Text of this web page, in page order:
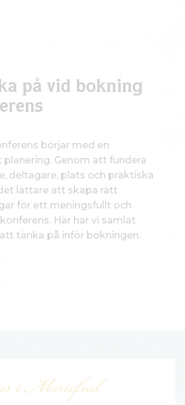
på vid bokning
börjar med en
Genom att fundera
deltagare, plats och praktiska
lättare att skapa rätt
för ett meningsfullt och
Här har vi samlat
tänka på inför bokningen.
i Mariefred